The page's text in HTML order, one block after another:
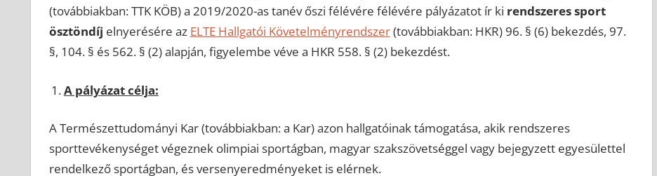
(továbbiakban: TTK KÖB) a 2019/2020-as tanév őszi félévére félévére pályázatot ír ki rendszeres sport
ösztöndíj elnyerésére az ELTE Hallgatói Követelményrendszer(továbbiakban: HKR) 96. § (6) bekezdés, 97.
§, 104. § és 562. § (2) alapján, figyelembe véve a HKR 558. § (2) bekezdést.
A pályázat célja:
A Természettudományi Kar (továbbiakban: a Kar) azon hallgatóinak támogatása, akik rendszeres
sporttevékenységet végeznek olimpiai sportágban, magyar szakszövetséggel vagy bejegyzett egyesülettel
rendelkező sportágban, és versenyeredményeket is elérnek.